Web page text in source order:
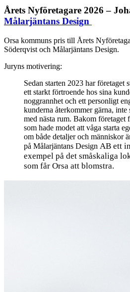
Årets Nyföretagare 2026 –
Målarjäntans Design
Orsa kommuns pris till Årets
Söderqvist och Målarjäntans Design.
Juryns motivering:
Sedan starten 2023 har företaget
ett starkt förtroende hos sina
noggrannhet och ett personligt
kunderna återkommer gärna, inte
med nästa rum. Bakom företaget
som hade modet att våga starta
om både detaljer och människor
på Målarjäntans Design AB ett
exempel på det småskaliga
som får Orsa att blomstra.